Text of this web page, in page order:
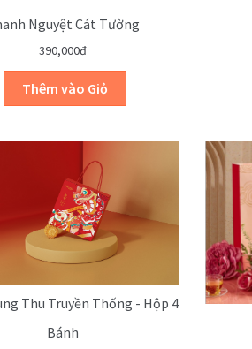
Nguyệt Cát Tường
390,000đ
Thu Truyền Thống - Hộp 4
Bánh